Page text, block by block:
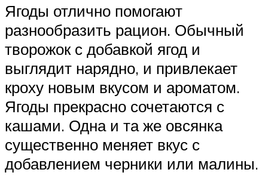
Ягоды отлично помогают
разнообразить рацион. Обычный
творожок с добавкой ягод и
выглядит нарядно, и привлекает
кроху новым вкусом и ароматом.
Ягоды прекрасно сочетаются с
кашами. Одна и та же овсянка
существенно меняет вкус с
добавлением черники или малины.